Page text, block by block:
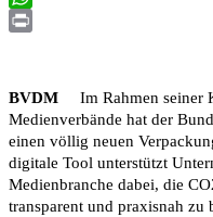
WhatsApp
BVDM Im Rahmen
Medienverbände hat der
einen völlig neuen
digitale Tool unterstützt
Medienbranche dabei, die
transparent und praxisnah zu